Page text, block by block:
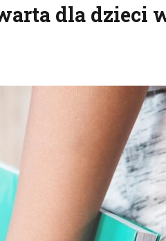
dla dzieci